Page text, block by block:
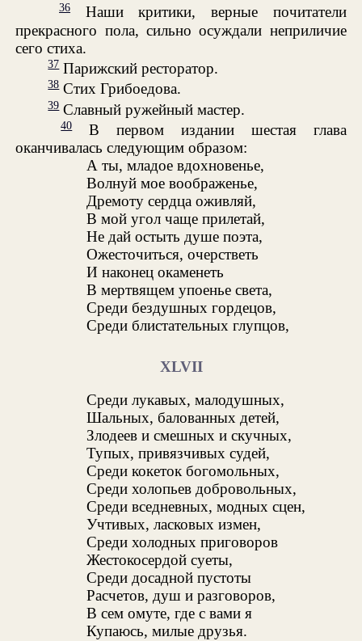
36
Наши критики, верные почитатели
прекрасного пола, сильно осуждали неприличие
сего стиха.
37Парижский ресторатор.
38Стих Грибоедова.
39Славный ружейный мастер.
40В первом издании шестая глава
оканчивалась следующим образом:
А ты, младое вдохновенье,
Волнуй мое воображенье,
Дремоту сердца оживляй,
В мой угол чаще прилетай,
Не дай остыть душе поэта,
Ожесточиться, очерстветь
И наконец окаменеть
В мертвящем упоенье света,
Среди бездушных гордецов,
Среди блистательных глупцов,
XLVII
Среди лукавых, малодушных,
Шальных, балованных детей,
Злодеев и смешных и скучных,
Тупых, привязчивых судей,
Среди кокеток богомольных,
Среди холопьев добровольных,
Среди вседневных, модных сцен,
Учтивых, ласковых измен,
Среди холодных приговоров
Жестокосердой суеты,
Среди досадной пустоты
Расчетов, душ и разговоров,
В сем омуте, где с вами я
Купаюсь, милые друзья.